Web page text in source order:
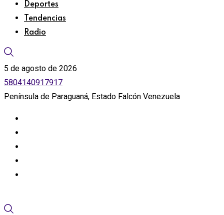
Deportes
Tendencias
Radio
5 de agosto de 2026
5804140917917
Península de Paraguaná, Estado Falcón Venezuela